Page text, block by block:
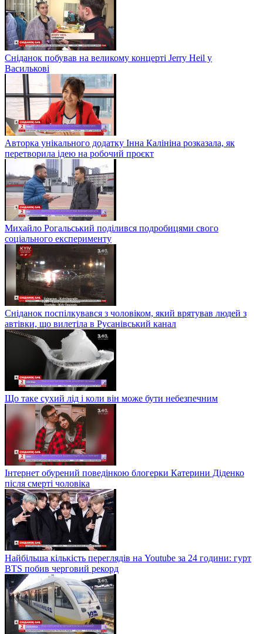
Сніданок побував на великому концерті Jerry Heil у
Василькові
Авторка унікального додатку Інна Калініна розказала, як
перетворила ідею на робочий проєкт
Михайло Рогальський поділився подробицями свого
соціального експерименту
Сніданок поспілкувався з чоловіком, який врятував людей з
автівки, що вилетіла в Русанівський канал
Що таке сухий лід і коли він може бути небезпечним
Інтернет обурений поведінкою блогерки Катерини Діденко
після смерті чоловіка
Найбільша кількість переглядів на Youtube за 24 години: гурт
BTS побив черговий рекорд